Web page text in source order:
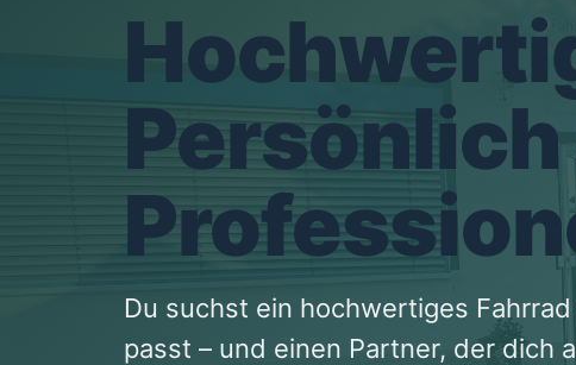
Du suchst ein hochwertiges
passt – und einen Partner, der dich